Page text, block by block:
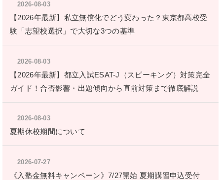
2026-08-03
【2026年最新】私立無償化でどう変わった？東京都高校受
験「志望校選択」で大切な3つの基準
2026-08-03
【2026年最新】都立入試ESAT-J（スピーキング）対策完全
ガイド！合否影響・出題傾向から直前対策まで徹底解説
2026-08-03
夏期休校期間について
2026-07-27
《入塾金無料キャンペーン》7/27開始 夏期講習申込受付